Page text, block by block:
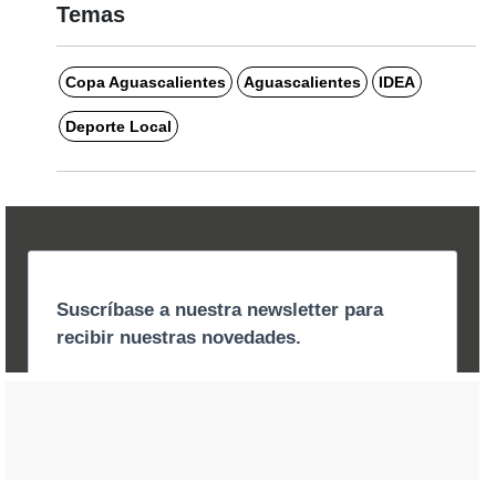
Temas
Copa Aguascalientes Aguascalientes IDEA
Deporte Local